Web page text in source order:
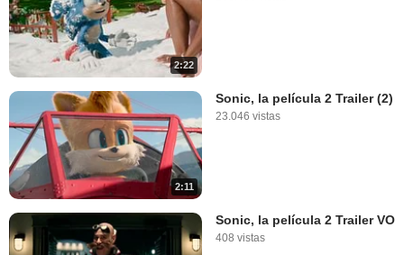
2:22
2:11
Sonic, la película 2 Trailer (2)
23.046 vistas
Sonic, la película 2 Trailer VO
408 vistas